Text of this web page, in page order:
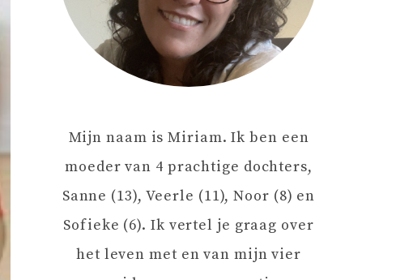
Mijn naam is Miriam. Ik ben een
moeder van 4 prachtige dochters,
Sanne (13), Veerle (11), Noor (8) en
Sofieke (6). Ik vertel je graag over
het leven met en van mijn vier